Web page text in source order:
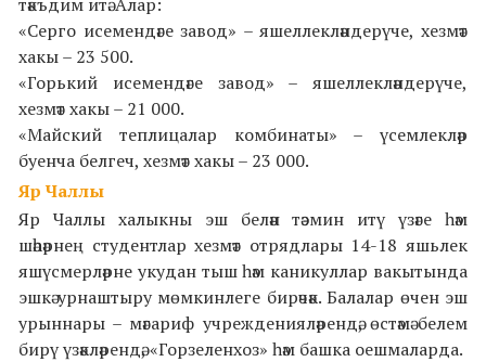
«Серго исемендәге завод» – яшеллекләндерүче, хезмәт
хакы – 23 500.
«Горький исемендәге завод» – яшеллекләндерүче,
хезмәт хакы – 21 000.
«Майский теплицалар комбинаты» – үсемлекләр
буенча белгеч, хезмәт хакы – 23 000.
Яр Чаллы
Яр Чаллы халыкны эш белән тәэмин итү үзәге һәм
шәһәрнең студентлар хезмәт отрядлары 14-18 яшьлек
яшүсмерләрне укудан тыш һәм каникуллар вакытында
эшкә урнаштыру мөмкинлеге бирәчәк. Балалар өчен эш
урыннары – мәгариф учрежденияләрендә, өстәмә белем
бирү үзәкләрендә, «Горзеленхоз» һәм башка оешмаларда.